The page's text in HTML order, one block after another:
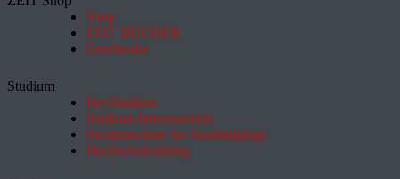
Shop
ZEIT BÜCHER
Geschenke
Studium
HeyStudium
Studium-Interessentest
Suchmaschine für Studiengänge
Hochschulranking